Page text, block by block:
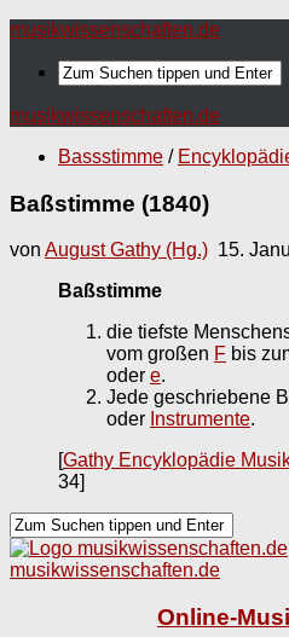
musikwissenschaften.de
musikwissenschaften.de
Bassstimme /
Baßstimme (1840)
von August Gathy (Hg.) 15.
Baßstimme
die tiefste
vom großen F bis
oder e.
Jede geschriebene
oder Instrumente.
[Gathy Encyklopädie
34]
musikwissenschaften.de
Online-